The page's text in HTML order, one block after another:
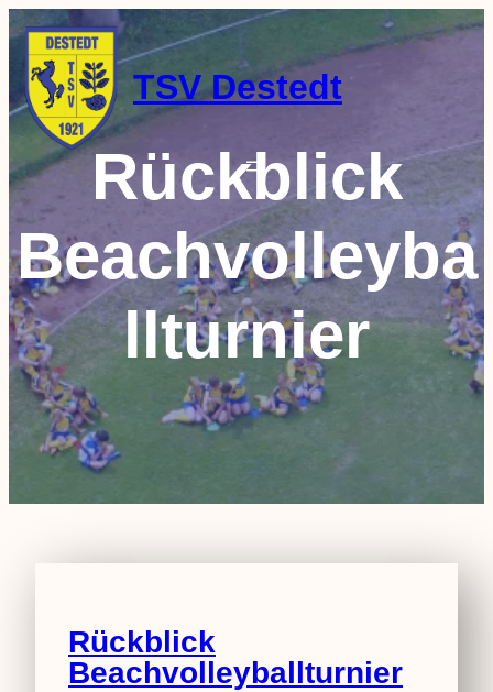
Zum
Inhalt
springen
TSV Destedt
Rückblick
Beachvolleyba
llturnier
Rückblick
Beachvolleyballturnier